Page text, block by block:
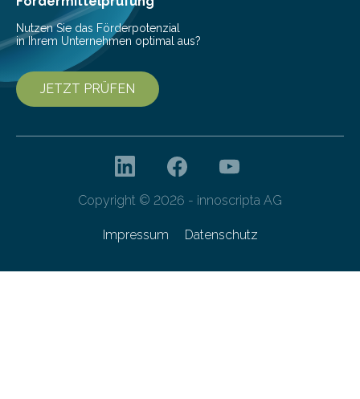
von 20…
Nutzen Sie das Förderpotenzial
in Ihrem Unternehmen optimal aus?
JETZT PRÜFEN
Copyright © 2026 - innoscripta AG
Impressum Datenschutz